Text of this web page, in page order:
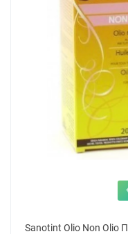
Sanotint Olio Non Olio